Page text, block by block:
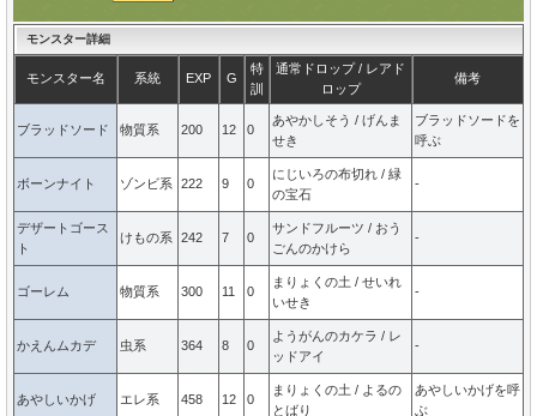
モンスター詳細
モンスター名 系統 EXP G
特
訓
通常ドロップ / レアド
ロップ
備考
ブラッドソード 物質系 200 12 0
あやかしそう / げんま
せき
ブラッドソードを
呼ぶ
ボーンナイト ゾンビ系 222 9 0
にじいろの布切れ / 緑
の宝石
-
デザートゴース
ト
けもの系 242 7 0
サンドフルーツ / おう
ごんのかけら
-
ゴーレム 物質系 300 11 0
まりょくの土 / せいれ
いせき
-
かえんムカデ 虫系 364 8 0
ようがんのカケラ / レ
ッドアイ
-
あやしいかげ エレ系 458 12 0
まりょくの土 / よるの
とばり
あやしいかげを呼
ぶ